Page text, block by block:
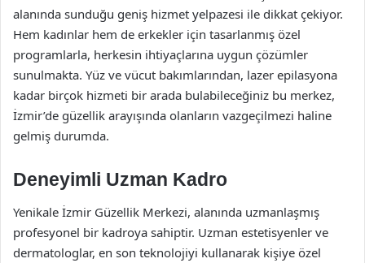
alanında sunduğu geniş hizmet yelpazesi ile dikkat çekiyor.
Hem kadınlar hem de erkekler için tasarlanmış özel
programlarla, herkesin ihtiyaçlarına uygun çözümler
sunulmakta. Yüz ve vücut bakımlarından, lazer epilasyona
kadar birçok hizmeti bir arada bulabileceğiniz bu merkez,
İzmir’de güzellik arayışında olanların vazgeçilmezi haline
gelmiş durumda.
Deneyimli Uzman Kadro
Yenikale İzmir Güzellik Merkezi, alanında uzmanlaşmış
profesyonel bir kadroya sahiptir. Uzman estetisyenler ve
dermatologlar, en son teknolojiyi kullanarak kişiye özel